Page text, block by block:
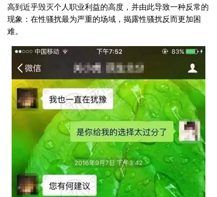
高到近乎毁灭个人职业利益的高度，并由此导致一种反常的
现象：在性骚扰最为严重的场域，揭露性骚扰反而更加困
难。